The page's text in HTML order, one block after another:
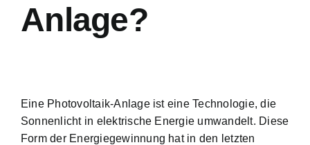
Anlage?
Eine Photovoltaik-Anlage ist eine Technologie, die
Sonnenlicht in elektrische Energie umwandelt. Diese
Form der Energiegewinnung hat in den letzten